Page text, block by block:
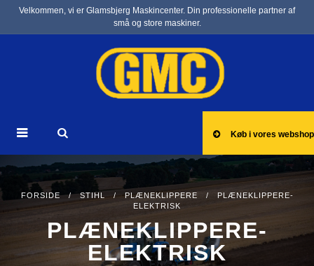
Velkommen, vi er Glamsbjerg Maskincenter. Din professionelle partner af
små og store maskiner.
Køb i vores webshop
FORSIDE/STIHL /PLÆNEKLIPPERE / PLÆNEKLIPPERE-
ELEKTRISK
PLÆNEKLIPPERE-
ELEKTRISK